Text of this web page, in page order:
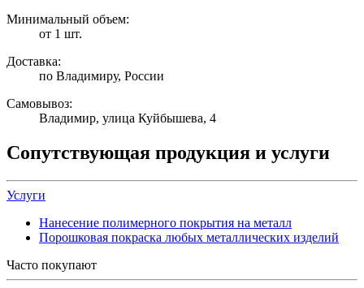
Минимальный объем:
от 1 шт.
Доставка:
по Владимиру, России
Самовывоз:
Владимир, улица Куйбышева, 4
Сопутствующая продукция и услуги
Услуги
Нанесение полимерного покрытия на металл
Порошковая покраска любых металлических изделий
Часто покупают